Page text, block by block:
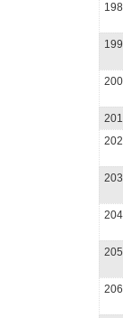
198
199
200
201
202
203
204
205
206